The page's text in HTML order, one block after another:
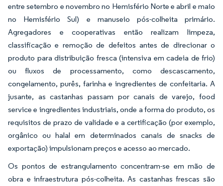
entre setembro e novembro no Hemisfério Norte e abril e maio
no Hemisfério Sul) e manuseio pós-colheita primário.
Agregadores e cooperativas então realizam limpeza,
classificação e remoção de defeitos antes de direcionar o
produto para distribuição fresca (intensiva em cadeia de frio)
ou fluxos de processamento, como descascamento,
congelamento, purês, farinha e ingredientes de confeitaria. A
jusante, as castanhas passam por canais de varejo, food
service e ingredientes industriais, onde a forma do produto, os
requisitos de prazo de validade e a certificação (por exemplo,
orgânico ou halal em determinados canais de snacks de
exportação) impulsionam preços e acesso ao mercado.
Os pontos de estrangulamento concentram-se em mão de
obra e infraestrutura pós-colheita. As castanhas frescas são